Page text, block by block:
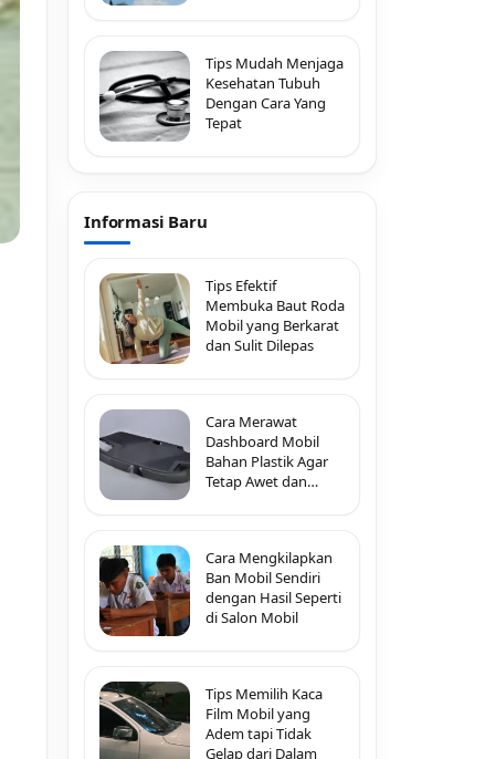
Tips Mudah Menjaga
Kesehatan Tubuh
Dengan Cara Yang
Tepat
Informasi Baru
Tips Efektif
Membuka Baut Roda
Mobil yang Berkarat
dan Sulit Dilepas
Cara Merawat
Dashboard Mobil
Bahan Plastik Agar
Tetap Awet dan
Cara Mengkilapkan
Ban Mobil Sendiri
dengan Hasil Seperti
di Salon Mobil
Tips Memilih Kaca
Film Mobil yang
Adem tapi Tidak
Gelap dari Dalam